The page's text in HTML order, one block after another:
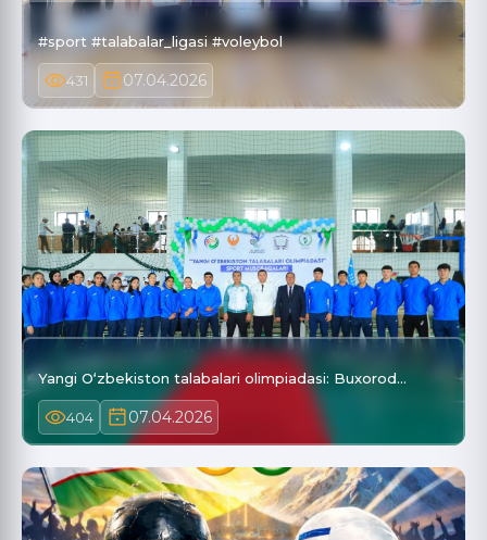
#sport #talabalar_ligasi #voleybol
431 07.04.2026
Yangi O‘zbekiston talabalari olimpiadasi: Buxorod…
404 07.04.2026